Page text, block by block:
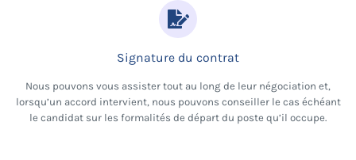
Signature du contrat
Nous pouvons vous assister tout au long de leur négociation et,
lorsqu’un accord intervient, nous pouvons conseiller le cas échéant
le candidat sur les formalités de départ du poste qu’il occupe.